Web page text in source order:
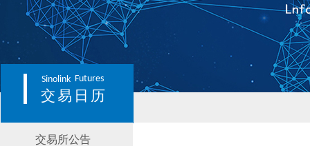
Sinolink Futures
交易日历
交易所公告